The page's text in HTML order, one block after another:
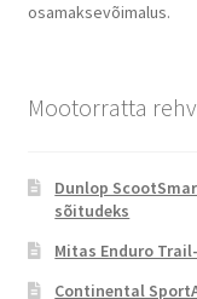
osamaksevõimalus.
Mootorratta
Dunlop
sõitudeks
Mitas Enduro
Continental